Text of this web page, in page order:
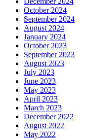
October 2024
September 2024
August 2024
January 2024
October 2023
September 2023
August 2023
July 2023
June 2023
May 2023
April 2023
March 2023
December 2022
August 2022
May 2022